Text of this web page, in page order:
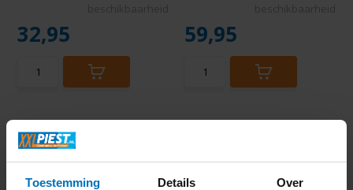
Toestemming Details Over
32,95 59,95